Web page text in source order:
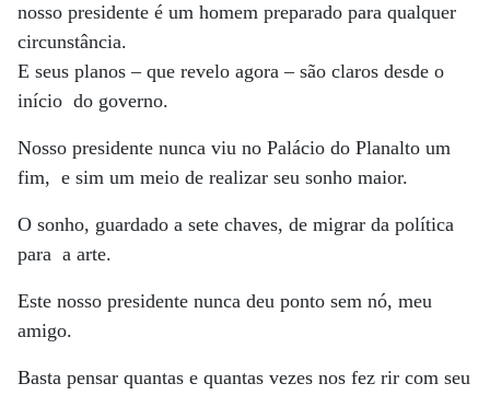
nosso presidente é um homem preparado para qualquer
circunstância.
E seus planos – que revelo agora – são claros desde o
início do governo.
Nosso presidente nunca viu no Palácio do Planalto um
fim, e sim um meio de realizar seu sonho maior.
O sonho, guardado a sete chaves, de migrar da política
para a arte.
Este nosso presidente nunca deu ponto sem nó, meu
amigo.
Basta pensar quantas e quantas vezes nos fez rir com seu